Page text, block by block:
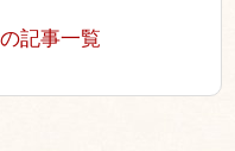
記事一覧